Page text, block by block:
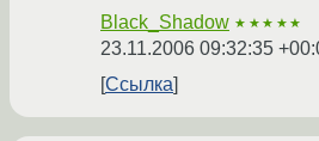
Black_Shadow ★★★★★
23.11.2006 09:32:35
Ссылка